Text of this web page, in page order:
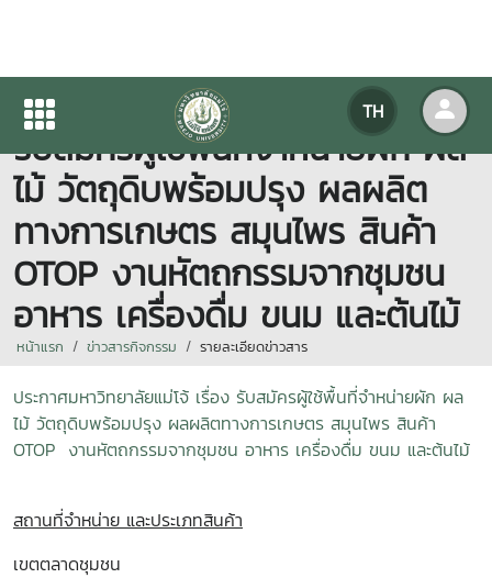
TH
ประกาศมหาวิทยาลัยแม่โจ้ เรื่อง
รับสมัครผู้ใช้พื้นที่จำหน่ายผัก ผล
ไม้ วัตถุดิบพร้อมปรุง ผลผลิต
ทางการเกษตร สมุนไพร สินค้า
OTOP งานหัตถกรรมจากชุมชน
อาหาร เครื่องดื่ม ขนม และต้นไม้
หน้าแรก ข่าวสารกิจกรรม รายละเอียดข่าวสาร
ประกาศมหาวิทยาลัยแม่โจ้ เรื่อง รับสมัครผู้ใช้พื้นที่จำหน่ายผัก ผล
ไม้ วัตถุดิบพร้อมปรุง ผลผลิตทางการเกษตร สมุนไพร สินค้า
OTOP งานหัตถกรรมจากชุมชน อาหาร เครื่องดื่ม ขนม และต้นไม้
สถานที่จำหน่าย และประเภทสินค้า
เขตตลาดชุมชน